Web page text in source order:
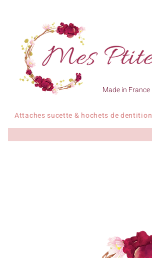
Made in France
Attaches sucette & hochets de dentition